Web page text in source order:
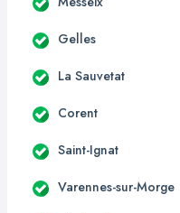
Gelles
La Sauvetat
Corent
Saint-Ignat
Varennes-sur-Morge